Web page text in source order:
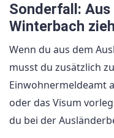
Sonderfall:
Winterbach
Wenn du aus dem
musst du zusätzlich
Einwohnermeldeamt
oder das Visum
du bei der